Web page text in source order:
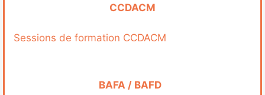
CCDACM
Sessions de formation CCDACM
BAFA / BAFD